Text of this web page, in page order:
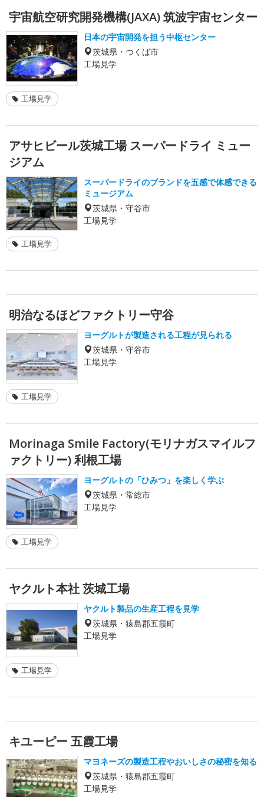
宇宙航空研究開発機構(JAXA) 筑波宇宙センター
日本の宇宙開発を担う中枢センター
茨城県・つくば市
工場見学
工場見学
アサヒビール茨城工場 スーパードライ ミュー
ジアム
スーパードライのブランドを五感で体感できる
ミュージアム
茨城県・守谷市
工場見学
工場見学
明治なるほどファクトリー守谷
ヨーグルトが製造される工程が見られる
茨城県・守谷市
工場見学
工場見学
Morinaga Smile Factory(モリナガスマイルフ
ァクトリー) 利根工場
ヨーグルトの「ひみつ」を楽しく学ぶ
茨城県・常総市
工場見学
工場見学
ヤクルト本社 茨城工場
ヤクルト製品の生産工程を見学
茨城県・猿島郡五霞町
工場見学
工場見学
キユーピー 五霞工場
マヨネーズの製造工程やおいしさの秘密を知る
茨城県・猿島郡五霞町
工場見学